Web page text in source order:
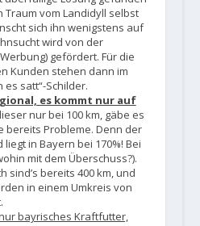
Traum vom Landidyll selbst
sich ihn wenigstens auf
wird von der
gefördert. Für die
Kunden stehen dann im
es satt“-Schilder.
es kommt nur auf
nur bei 100 km, gäbe es
bereits Probleme. Denn der
in Bayern bei 170%! Bei
mit dem Überschuss?).
sind’s bereits 400 km, und
in einem Umkreis von
bayrisches Kraftfutter,